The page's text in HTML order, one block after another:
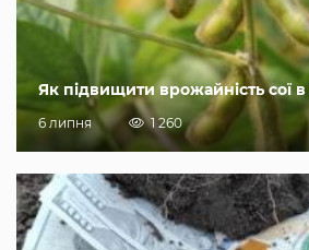
Як підвищити врожайність сої в
6 липня 1 260